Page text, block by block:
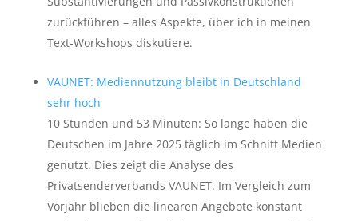
zurückführen – alles Aspekte, über ich in meinen
Text-Workshops diskutiere.
VAUNET: Mediennutzung bleibt in Deutschland
sehr hoch
10 Stunden und 53 Minuten: So lange haben die
Deutschen im Jahre 2025 täglich im Schnitt Medien
genutzt. Dies zeigt die Analyse des
Privatsenderverbands VAUNET. Im Vergleich zum
Vorjahr blieben die linearen Angebote konstant